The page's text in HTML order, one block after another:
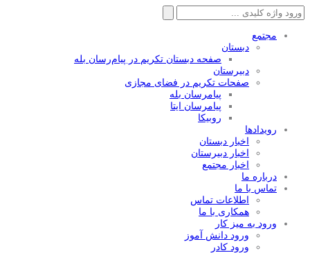
جستجو
برای:
مجتمع
دبستان
صفحه دبستان تکریم در پیام‌رسان بله
دبیرستان
صفحات تکریم در فضای مجازی
پیامرسان بله
پیامرسان ایتا
روبیکا
رویدادها
اخبار دبستان
اخبار دبیرستان
اخبار مجتمع
درباره ما
تماس با ما
اطلاعات تماس
همکاری با ما
ورود به میز کار
ورود دانش آموز
ورود کادر